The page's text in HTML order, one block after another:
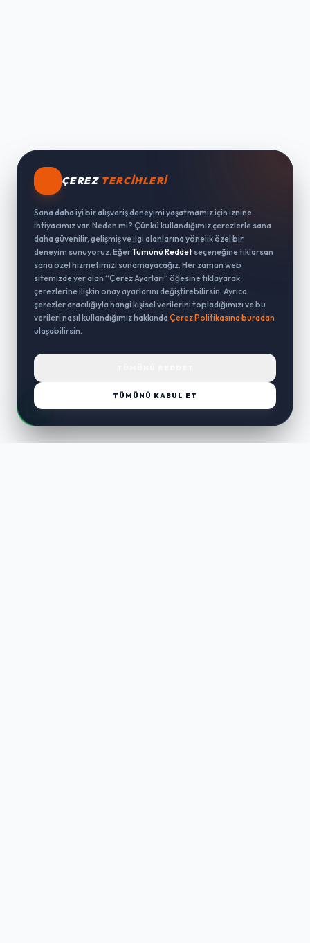
ÇEREZ TERCIHLERI
Sana daha iyi bir alışveriş deneyimi yaşatmamız için iznine
ihtiyacımız var. Neden mi? Çünkü kullandığımız çerezlerle sana
daha güvenilir, gelişmiş ve ilgi alanlarına yönelik özel bir
deneyim sunuyoruz. EğerTümünü Reddet seçeneğine tıklarsan
sana özel hizmetimizi sunamayacağız. Her zaman web
sitemizde yer alan “Çerez Ayarları” öğesine tıklayarak
çerezlerine ilişkin onay ayarlarını değiştirebilirsin. Ayrıca
çerezler aracılığıyla hangi kişisel verilerini topladığımızı ve bu
verileri nasıl kullandığımız hakkında Çerez Politikasına buradan
ulaşabilirsin.
TÜMÜNÜ KABUL ET